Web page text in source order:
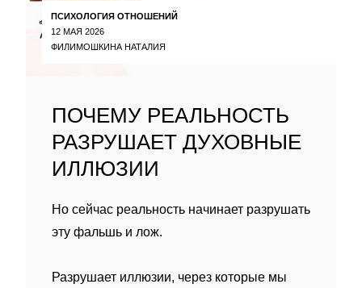
ПСИХОЛОГИЯ ОТНОШЕНИЙ
12 МАЯ 2026
ФИЛИМОШКИНА НАТАЛИЯ
ПОЧЕМУ РЕАЛЬНОСТЬ
РАЗРУШАЕТ ДУХОВНЫЕ
ИЛЛЮЗИИ
Но сейчас реальность начинает разрушать
эту фальшь и лож.
Разрушает иллюзии, через которые мы